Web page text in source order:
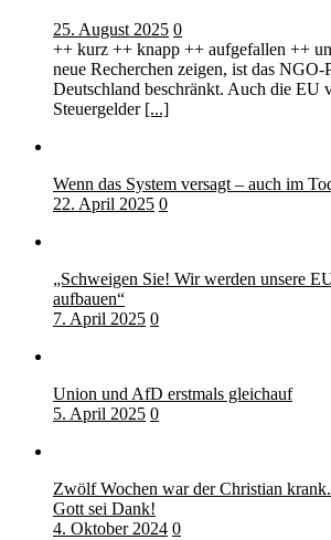
25. August 2025 0
++ kurz ++ knapp ++ aufgefallen ++
neue Recherchen zeigen, ist das
Deutschland beschränkt. Auch die EU
Steuergelder [...]
Wenn das System versagt – auch im
22. April 2025 0
„Schweigen Sie! Wir werden unsere
aufbauen“
7. April 2025 0
Union und AfD erstmals gleichauf
5. April 2025 0
Zwölf Wochen war der Christian
Gott sei Dank!
4. Oktober 2024 0